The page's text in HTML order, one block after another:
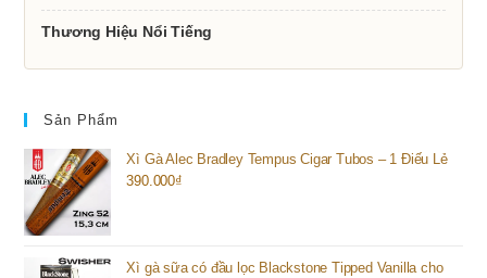
Thương Hiệu Nổi Tiếng
Sản Phẩm
Xì Gà Alec Bradley Tempus Cigar Tubos – 1 Điếu Lẻ
390.000₫
Xì gà sữa có đầu lọc Blackstone Tipped Vanilla cho